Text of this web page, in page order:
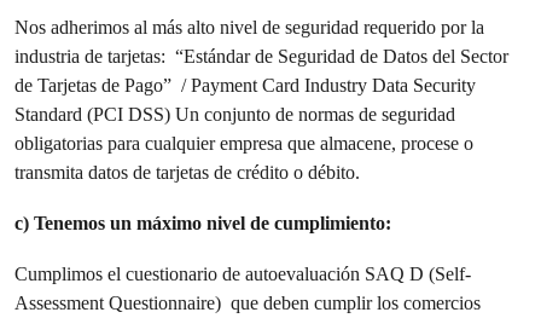
Nos adherimos al más alto nivel de seguridad requerido por la
industria de tarjetas: “Estándar de Seguridad de Datos del Sector
de Tarjetas de Pago” / Payment Card Industry Data Security
Standard (PCI DSS) Un conjunto de normas de seguridad
obligatorias para cualquier empresa que almacene, procese o
transmita datos de tarjetas de crédito o débito.
c) Tenemos un máximo nivel de cumplimiento:
Cumplimos el cuestionario de autoevaluación SAQ D (Self-
Assessment Questionnaire) que deben cumplir los comercios